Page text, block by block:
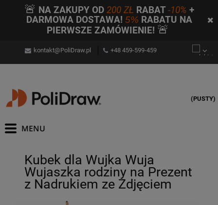
🚨 NA ZAKUPY OD200 ZŁ RABAT-10% +
DARMOWA DOSTAWA! 5% RABATU NA
PIERWSZE ZAMÓWIENIE! 🚨
kontakt@PoliDraw.pl +48 459-599-459
(PUSTY)
Kubek dla Wujka Wuja
Wujaszka rodziny na Prezent
z Nadrukiem ze Zdjęciem